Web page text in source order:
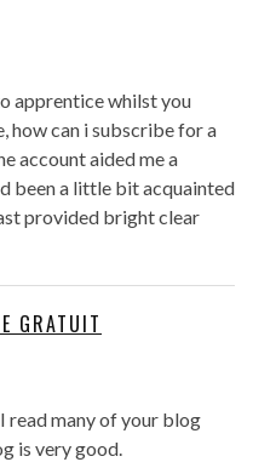
apprentice whilst you
how can i subscribe for a
account aided me a
been a little bit acquainted
provided bright clear
GRATUIT
read many of your blog
is very good.